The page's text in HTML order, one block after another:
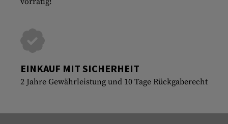
EINKAUF MIT SICHERHEIT
2 Jahre Gewährleistung und 10 Tage Rückgaberecht